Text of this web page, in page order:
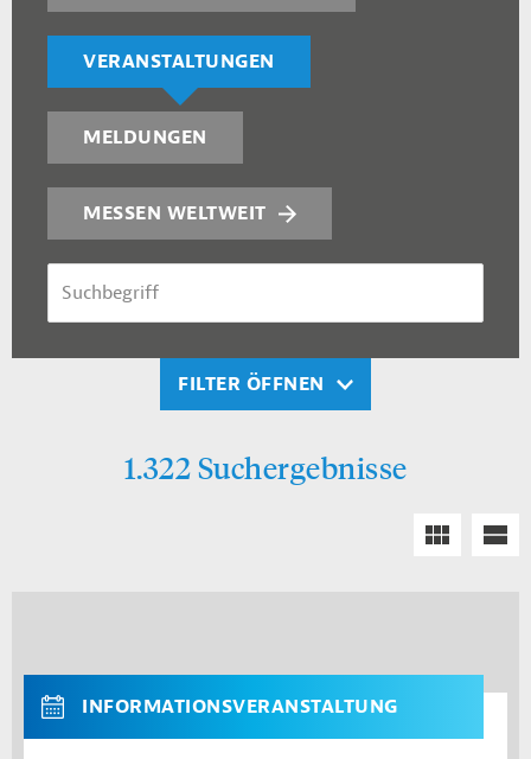
VERANSTALTUNGEN
MELDUNGEN
MESSEN WELTWEIT
FILTER ÖFFNEN
1.322 Suchergebnisse
INFORMATIONSVERANSTALTUNG